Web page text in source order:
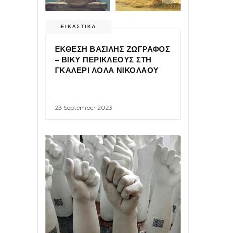
ΕΙΚΑΣΤΙΚΑ
ΕΚΘΕΣΗ ΒΑΣΙΛΗΣ ΖΩΓΡΑΦΟΣ
– ΒΙΚΥ ΠΕΡΙΚΛΕΟΥΣ ΣΤΗ
ΓΚΑΛΕΡΙ ΛΟΛΑ ΝΙΚΟΛΑΟΥ
23 September 2023